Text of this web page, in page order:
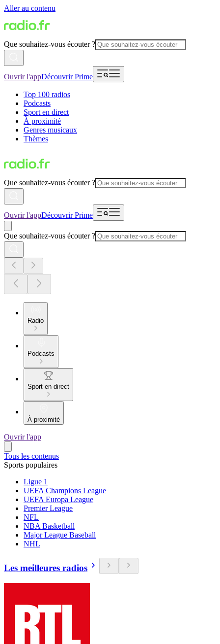
Aller au contenu
Que souhaitez-vous écouter ?
Ouvrir l'appDécouvrir Prime
Top 100 radios
Podcasts
Sport en direct
À proximité
Genres musicaux
Thèmes
Que souhaitez-vous écouter ?
Ouvrir l'appDécouvrir Prime
Que souhaitez-vous écouter ?
Radio
Podcasts
Sport en direct
À proximité
Ouvrir l'app
Tous les contenus
Sports populaires
Ligue 1
UEFA Champions League
UEFA Europa League
Premier League
NFL
NBA Basketball
Major League Baseball
NHL
Les meilleures radios